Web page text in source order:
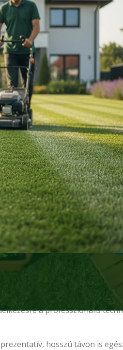
a szomszéd sűrű, mélyzöld
örömmel. A modern élet
költséges és helyigényes. A
a professzionális
hosszú távon is